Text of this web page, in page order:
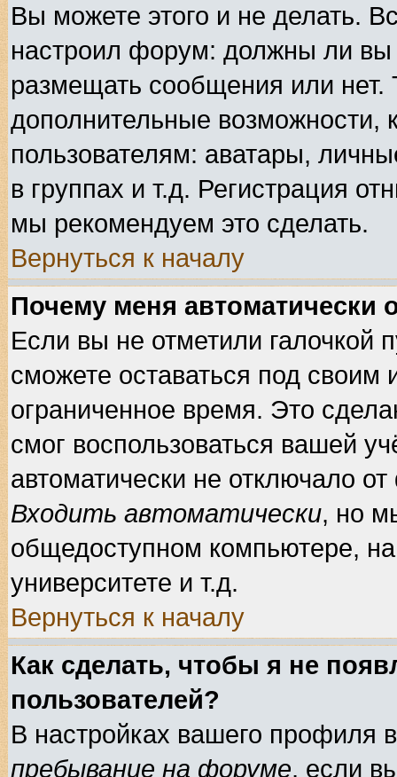
Вы можете этого и не делать.
настроил форум: должны ли вы
размещать сообщения или нет.
дополнительные
пользователям: аватары,
в группах и т.д. Регистрация
мы рекомендуем это сделать.
Вернуться к началу
Почему меня автоматически
Если вы не отметили галочкой
сможете оставаться под
ограниченное время. Это
смог воспользоваться вашей
автоматически не отключало
Входить автоматически, но
общедоступном компьютере,
университете и т.д.
Вернуться к началу
Как сделать, чтобы я не
пользователей?
В настройках вашего профиля
пребывание на форуме, если